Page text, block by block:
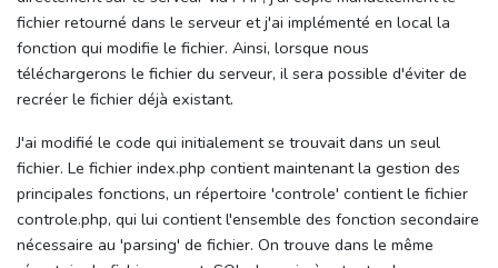
fichier retourné dans le serveur et j'ai implémenté en local la
fonction qui modifie le fichier. Ainsi, lorsque nous
téléchargerons le fichier du serveur, il sera possible d'éviter de
recréer le fichier déjà existant.
J'ai modifié le code qui initialement se trouvait dans un seul
fichier. Le fichier index.php contient maintenant la gestion des
principales fonctions, un répertoire 'controle' contient le fichier
controle.php, qui lui contient l'ensemble des fonction secondaire
nécessaire au 'parsing' de fichier. On trouve dans le même